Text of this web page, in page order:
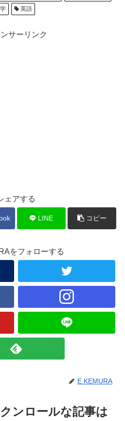
英語
サーリンク
ェアする
LINE コピー
をフォローする
E.KEMURA
ンロールな記事は